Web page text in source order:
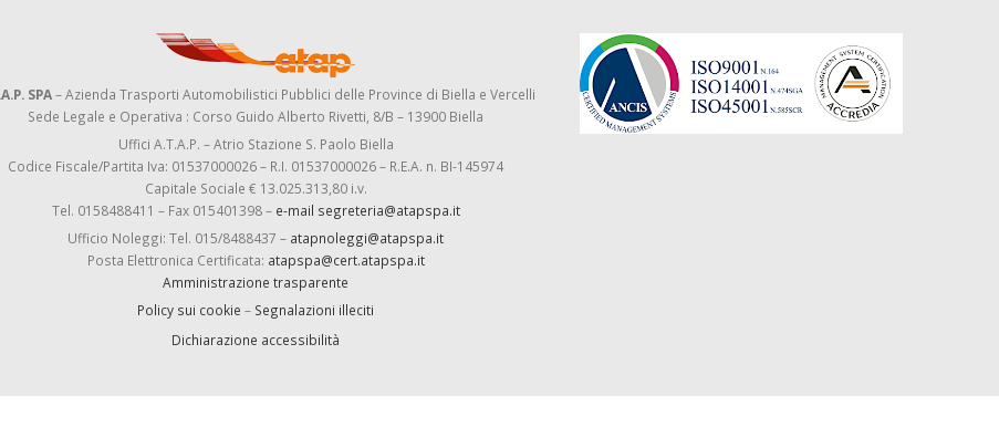
SPA– Azienda Trasporti Automobilistici Pubblici delle Province di Biella e Vercelli
Sede Legale e Operativa : Corso Guido Alberto Rivetti, 8/B – 13900 Biella
Uffici A.T.A.P. – Atrio Stazione S. Paolo Biella
Codice Fiscale/Partita Iva: 01537000026 – R.I. 01537000026 – R.E.A. n. BI-145974
Capitale Sociale € 13.025.313,80 i.v.
Tel. 0158488411 – Fax 015401398 – e-mail segreteria@atapspa.it
Ufficio Noleggi: Tel. 015/8488437 – atapnoleggi@atapspa.it
Posta Elettronica Certificata: atapspa@cert.atapspa.it
Amministrazione trasparente
Policy sui cookie – Segnalazioni illeciti
Dichiarazione accessibilità